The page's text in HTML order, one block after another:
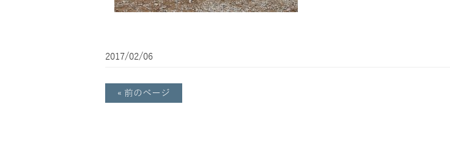
2017/02/06
« 前のページ